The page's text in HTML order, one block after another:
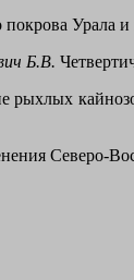
покрова Урала
Б.В.
рыхлых
Северо-